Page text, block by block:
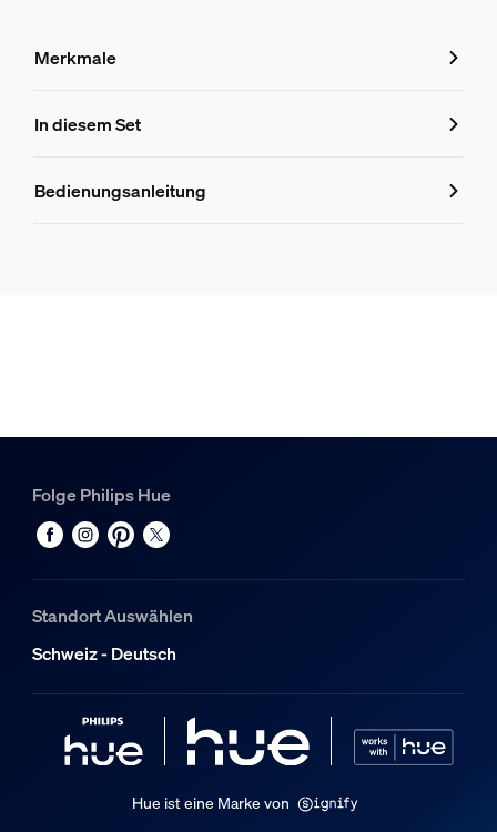
Merkmale
Merkmale
330181
Hue Philips Hue Play HDMI Hue Sync Box 8K
In diesem Set
Bedienungsanleitung
Folge Philips Hue
Standort Auswählen
Schweiz - Deutsch
Hue ist eine Marke von